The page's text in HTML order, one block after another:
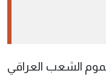
الشعب العراقي